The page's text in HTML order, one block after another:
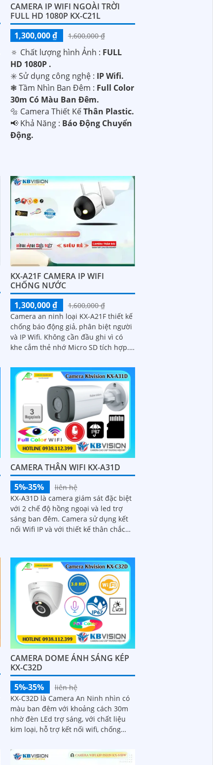
CAMERA IP WIFI NGOÀI TRỜI
FULL HD 1080P KX-C21L
1,300,000 ₫
1,600,000 ₫
🔅 Chất lượng hình Ảnh : FULL
HD 1080P .
✳️ Sử dụng công nghệ : IP Wifi.
❃ Tầm Nhìn Ban Đêm : Full Color
30m Có Màu Ban Ðêm.
🔩 Camera Thiết KếThân Plastic.
️📢 Khả Năng : Báo Động Chuyển
Động.
KX-A21F CAMERA IP WIFI
CHỐNG NƯỚC
1,300,000 ₫
1,600,000 ₫
Camera an ninh loại KX-A21F thiết kế
chống báo động giả, phân biệt người
và IP Wifi. Không cần đầu ghi vì có
khe cắm thẻ nhớ Micro SD tích hợp.
CAMERA THÂN WIFI KX-A31D
5%-35%
liên hệ
KX-A31D là camera giám sát đặc biệt
với 2 chế độ hồng ngoại và led trợ
sáng ban đêm. Camera sử dụng kết
nối Wifi IP và với thiết kế thân chắc
thu âm kèm với âm thanh
CAMERA DOME ÁNH SÁNG KÉP
KX-C32D
5%-35%
liên hệ
KX-C32D là Camera An Ninh nhìn có
màu ban đêm với khoảng cách 30m
nhờ đèn LEd trợ sáng, với chất liệu
kim loại, hỗ trợ kết nối wifi, chống
3.0MP cho ra hình ảnh sắc nét, tích
hợp micro và khe cắm thẻ nhớ 265GB